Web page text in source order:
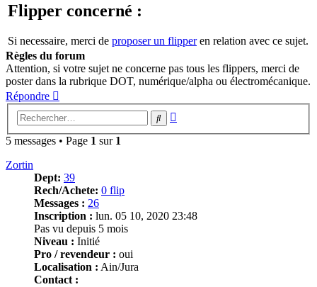
Flipper concerné :
Si necessaire, merci de proposer un flipperen relation avec ce sujet.
Règles du forum
Attention, si votre sujet ne concerne pas tous les flippers, merci de
poster dans la rubrique DOT, numérique/alpha ou électromécanique.
Répondre
Rechercher
5 messages • Page 1 sur 1
Zortin
Dept: 39
Rech/Achete: 0 flip
Messages : 26
Inscription : lun. 05 10, 2020 23:48
Pas vu depuis 5 mois
Niveau : Initié
Pro / revendeur : oui
Localisation : Ain/Jura
Contact :